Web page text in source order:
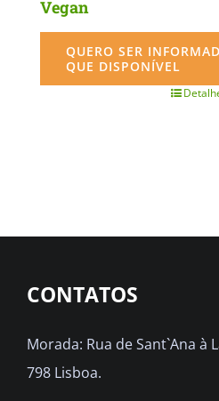
Vegan
QUERO SER
QUE DISPONÍVEL
CONTATOS
Morada: Rua de Sant`Ana à
798 Lisboa.